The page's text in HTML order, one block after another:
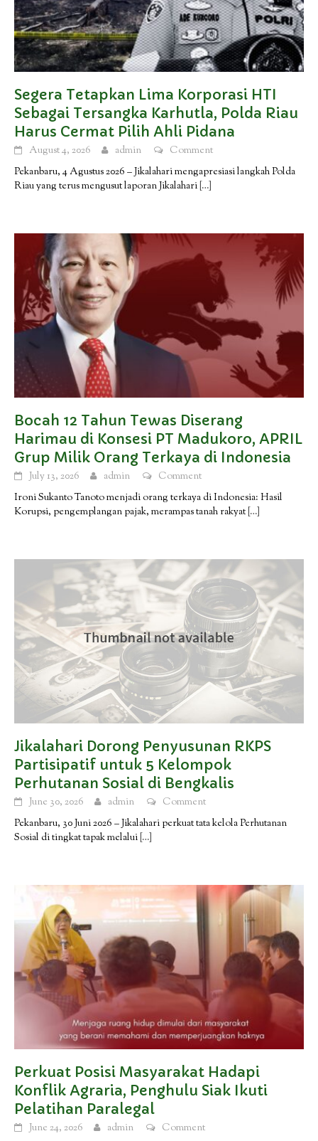
Segera Tetapkan Lima Korporasi HTI
Sebagai Tersangka Karhutla, Polda Riau
Harus Cermat Pilih Ahli Pidana
August 4, 2026 admin
Comment
Pekanbaru, 4 Agustus 2026 – Jikalahari mengapresiasi langkah Polda
Riau yang terus mengusut laporan Jikalahari […]
Bocah 12 Tahun Tewas Diserang
Harimau di Konsesi PT Madukoro, APRIL
Grup Milik Orang Terkaya di Indonesia
July 13, 2026 admin
Comment
Ironi Sukanto Tanoto menjadi orang terkaya di Indonesia: Hasil
Korupsi, pengemplangan pajak, merampas tanah rakyat[…]
Jikalahari Dorong Penyusunan RKPS
Partisipatif untuk 5 Kelompok
Perhutanan Sosial di Bengkalis
June 30, 2026 admin
Comment
Pekanbaru, 30 Juni 2026 – Jikalahari perkuat tata kelola Perhutanan
Sosial di tingkat tapak melalui […]
Perkuat Posisi Masyarakat Hadapi
Konflik Agraria, Penghulu Siak Ikuti
Pelatihan Paralegal
June 24, 2026 admin
Comment